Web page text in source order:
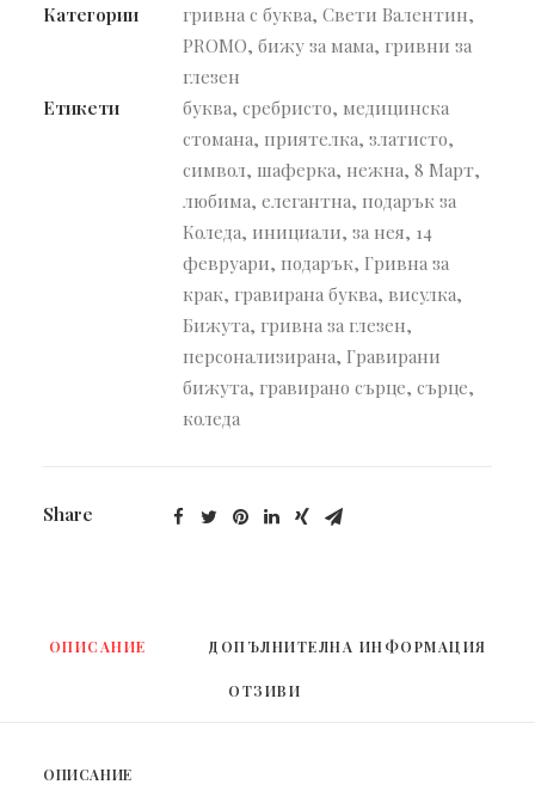
глезен
Категории
гривна с буква, Свети Валентин,
PROMO, бижу за мама, гривни за
глезен
Етикети
буква, сребристо, медицинска
стомана, приятелка, златисто,
символ, шаферка, нежна, 8 Март,
любима, елегантна, подарък за
Коледа, инициали, за нея, 14
февруари, подарък, Гривна за
крак, гравирана буква, висулка,
Бижута, гривна за глезен,
персонализирана, Гравирани
бижута, гравирано сърце, сърце,
коледа
Share
ОПИСАНИЕ ДОПЪЛНИТЕЛНА ИНФОРМАЦИЯ
ОТЗИВИ
ОПИСАНИЕ